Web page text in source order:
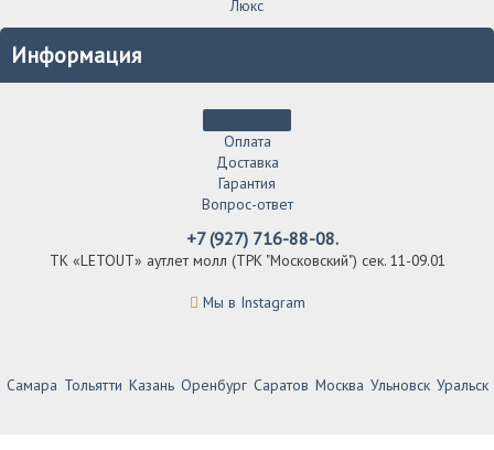
Люкс
Информация
Оплата
Доставка
Гарантия
Вопрос-ответ
+7 (927) 716-88-08.
ТК «LETOUT» аутлет молл (ТРК "Московский") сек. 11-09.01
Мы в Instagram
Самара Тольятти Казань Оренбург Саратов Москва Ульновск Уральск